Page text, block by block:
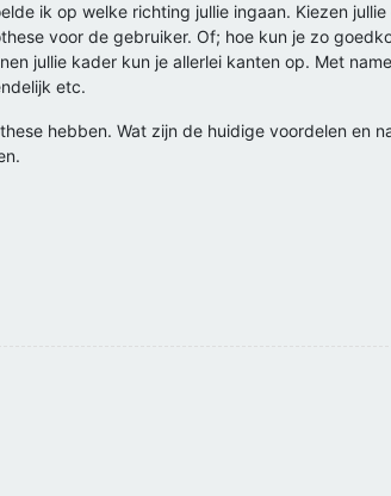
ik op welke richting jullie ingaan. Kiezen
voor de gebruiker. Of; hoe kun je zo
jullie kader kun je allerlei kanten op. Met
etc.
hebben. Wat zijn de huidige voordelen en